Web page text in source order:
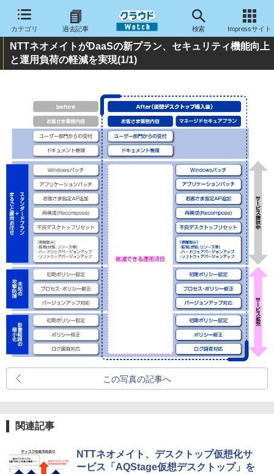
カテゴリ 過去記事 検索 Impressサイト
NTTネオメイトがDaaSの新プラン、セキュリティ機能向上
と運用負荷の軽減を実現(1/1)
この写真の記事へ
関連記事
NTTネオメイト、デスクトップ仮想化サ
ービス「AQStage仮想デスクトップ」を